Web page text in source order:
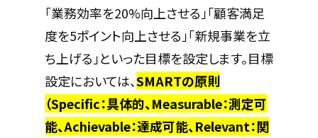
「業務効率を20%向上させる」「顧客満足
度を5ポイント向上させる」「新規事業を立
ち上げる」といった目標を設定します。目標
設定においては、SMARTの原則
（Specific：具体的、Measurable：測定可
能、Achievable：達成可能、Relevant：関